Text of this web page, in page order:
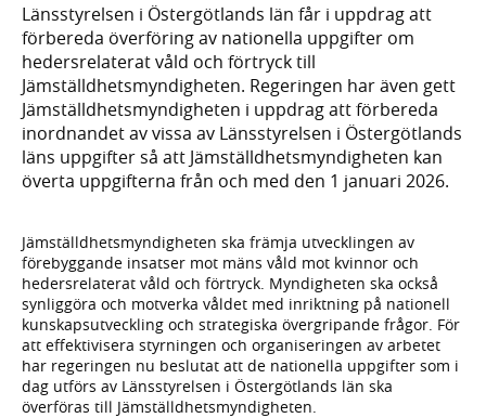
Länsstyrelsen i Östergötlands län får i uppdrag att
förbereda överföring av nationella uppgifter om
hedersrelaterat våld och förtryck till
Jämställdhetsmyndigheten. Regeringen har även gett
Jämställdhetsmyndigheten i uppdrag att förbereda
inordnandet av vissa av Länsstyrelsen i Östergötlands
läns uppgifter så att Jämställdhetsmyndigheten kan
överta uppgifterna från och med den 1 januari 2026.
Jämställdhetsmyndigheten ska främja utvecklingen av
förebyggande insatser mot mäns våld mot kvinnor och
hedersrelaterat våld och förtryck. Myndigheten ska också
synliggöra och motverka våldet med inriktning på nationell
kunskapsutveckling och strategiska övergripande frågor. För
att effektivisera styrningen och organiseringen av arbetet
har regeringen nu beslutat att de nationella uppgifter som i
dag utförs av Länsstyrelsen i Östergötlands län ska
överföras till Jämställdhetsmyndigheten.